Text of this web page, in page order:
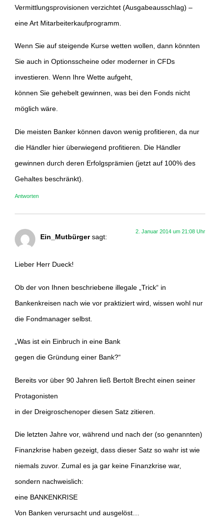
Vermittlungsprovisionen verzichtet (Ausgabeausschlag) –
eine Art Mitarbeiterkaufprogramm.
Wenn Sie auf steigende Kurse wetten wollen, dann könnten
Sie auch in Optionsscheine oder moderner in CFDs
investieren. Wenn Ihre Wette aufgeht,
können Sie gehebelt gewinnen, was bei den Fonds nicht
möglich wäre.
Die meisten Banker können davon wenig profitieren, da nur
die Händler hier überwiegend profitieren. Die Händler
gewinnen durch deren Erfolgsprämien (jetzt auf 100% des
Gehaltes beschränkt).
Antworten
Ein_Mutbürger sagt:
2. Januar 2014 um 21:08 Uhr
Lieber Herr Dueck!
Ob der von Ihnen beschriebene illegale „Trick“ in
Bankenkreisen nach wie vor praktiziert wird, wissen wohl nur
die Fondmanager selbst.
„Was ist ein Einbruch in eine Bank
gegen die Gründung einer Bank?“
Bereits vor über 90 Jahren ließ Bertolt Brecht einen seiner
Protagonisten
in der Dreigroschenoper diesen Satz zitieren.
Die letzten Jahre vor, während und nach der (so genannten)
Finanzkrise haben gezeigt, dass dieser Satz so wahr ist wie
niemals zuvor. Zumal es ja gar keine Finanzkrise war,
sondern nachweislich:
eine BANKENKRISE
Von Banken verursacht und ausgelöst…